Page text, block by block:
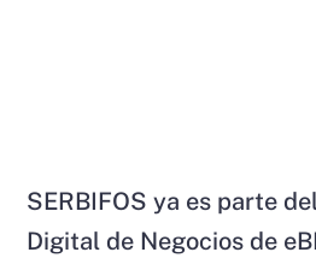
SERBIFOS ya es parte
Digital de Negocios de